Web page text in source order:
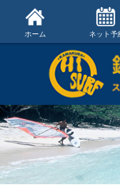
ホーム ネット予